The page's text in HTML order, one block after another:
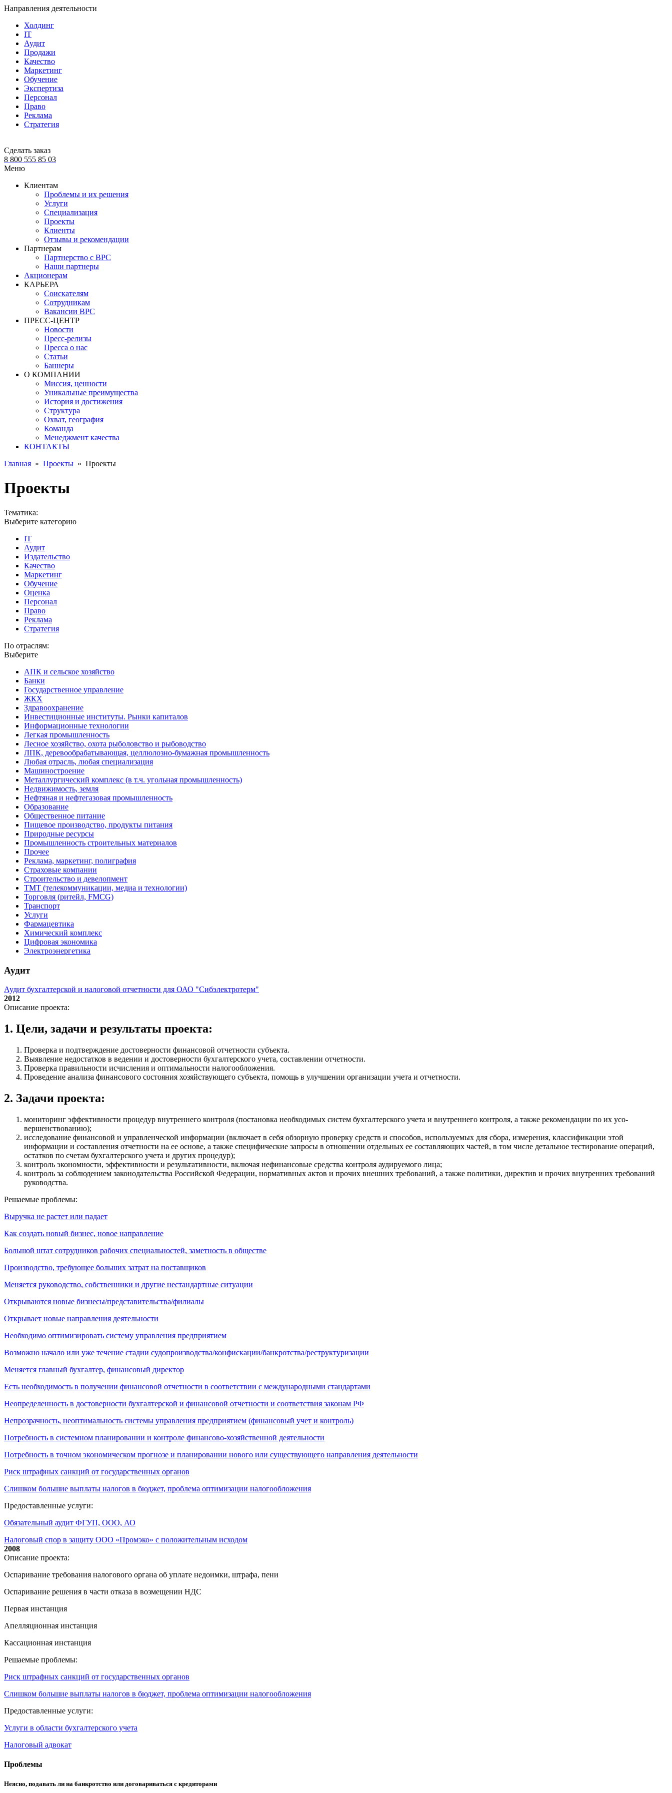
Направления деятельности
Холдинг
IT
Аудит
Продажи
Качество
Маркетинг
Обучение
Экспертиза
Персонал
Право
Реклама
Стратегия
Сделать заказ
8 800 555 85 03
Меню
Клиентам
Проблемы и их решения
Услуги
Специализация
Проекты
Клиенты
Отзывы и рекомендации
Партнерам
Партнерство с BPC
Наши партнеры
Акционерам
КАРЬЕРА
Соискателям
Сотрудникам
Вакансии BPC
ПРЕСС-ЦЕНТР
Новости
Пресс-релизы
Пресса о нас
Статьи
Баннеры
О КОМПАНИИ
Миссия, ценности
Уникальные преимущества
История и достижения
Структура
Охват, география
Команда
Менеджмент качества
КОНТАКТЫ
Главная » Проекты » Проекты
Проекты
Тематика:
Выберите категорию
IT
Аудит
Издательство
Качество
Маркетинг
Обучение
Оценка
Персонал
Право
Реклама
Стратегия
По отраслям:
Выберите
АПК и сельское хозяйство
Банки
Государственное управление
ЖКХ
Здравоохранение
Инвестиционные институты. Рынки капиталов
Информационные технологии
Легкая промышленность
Лесное хозяйство, охота рыболовство и рыбоводство
ЛПК, деревообрабатывающая, целлюлозно-бумажная промышленность
Любая отрасль, любая специализация
Машиностроение
Металлургический комплекс (в т.ч. угольная промышленность)
Недвижимость, земля
Нефтяная и нефтегазовая промышленность
Образование
Общественное питание
Пищевое производство, продукты питания
Природные ресурсы
Промышленность строительных материалов
Прочее
Реклама, маркетинг, полиграфия
Страховые компании
Строительство и девелопмент
ТМТ (телекоммуникации, медиа и технологии)
Торговля (ритейл, FMCG)
Транспорт
Услуги
Фармацевтика
Химический комплекс
Цифровая экономика
Электроэнергетика
Аудит
Аудит бухгалтерской и налоговой отчетности для ОАО "Сибэлектротерм"
2012
Описание проекта:
1. Цели, задачи и результаты проекта:
Проверка и подтверждение достоверности финансовой отчетности субъекта.
Выявление недостатков в ведении и достоверности бухгалтерского учета, составлении отчетности.
Проверка правильности исчисления и оптимальности налогообложения.
Проведение анализа финансового состояния хозяйствующего субъекта, помощь в улучшении организации учета и отчетности.
2. Задачи проекта:
мониторинг эффективности процедур внутреннего контроля (постановка необходимых систем бухгалтерского учета и внутреннего контроля, а также рекомендации по их усо-
вершенствованию);
исследование финансовой и управленческой информации (включает в себя обзорную проверку средств и способов, используемых для сбора, измерения, классификации этой
информации и составления отчетности на ее основе, а также специфические запросы в отношении отдельных ее составляющих частей, в том числе детальное тестирование операций,
остатков по счетам бухгалтерского учета и других процедур);
контроль экономности, эффективности и результативности, включая нефинансовые средства контроля аудируемого лица;
контроль за соблюдением законодательства Российской Федерации, нормативных актов и прочих внешних требований, а также политики, директив и прочих внутренних требований
руководства.
Решаемые проблемы:
Выручка не растет или падает
Как создать новый бизнес, новое направление
Большой штат сотрудников рабочих специальностей, заметность в обществе
Производство, требующее больших затрат на поставщиков
Меняется руководство, собственники и другие нестандартные ситуации
Открываются новые бизнесы/представительства/филиалы
Открывает новые направления деятельности
Необходимо оптимизировать систему управления предприятием
Возможно начало или уже течение стадии судопроизводства/конфискации/банкротства/реструктуризации
Меняется главный бухгалтер, финансовый директор
Есть необходимость в получении финансовой отчетности в соответствии с международными стандартами
Неопределенность в достоверности бухгалтерской и финансовой отчетности и соответствия законам РФ
Непрозрачность, неоптимальность системы управления предприятием (финансовый учет и контроль)
Потребность в системном планировании и контроле финансово-хозяйственной деятельности
Потребность в точном экономическом прогнозе и планировании нового или существующего направления деятельности
Риск штрафных санкций от государственных органов
Слишком большие выплаты налогов в бюджет, проблема оптимизации налогообложения
Предоставленные услуги:
Обязательный аудит ФГУП, ООО, АО
Налоговый спор в защиту ООО «Промэко» с положительным исходом
2008
Описание проекта:
Оспаривание требования налогового органа об уплате недоимки, штрафа, пени
Оспаривание решения в части отказа в возмещении НДС
Первая инстанция
Апелляционная инстанция
Кассационная инстанция
Решаемые проблемы:
Риск штрафных санкций от государственных органов
Слишком большие выплаты налогов в бюджет, проблема оптимизации налогообложения
Предоставленные услуги:
Услуги в области бухгалтерского учета
Налоговый адвокат
Проблемы
Неясно, подавать ли на банкротство или договариваться с кредиторами